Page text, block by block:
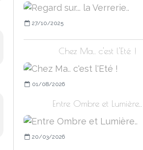
27/10/2025
Chez Ma.. c'est l'Eté !
01/08/2026
Entre Ombre et Lumière..
20/03/2026